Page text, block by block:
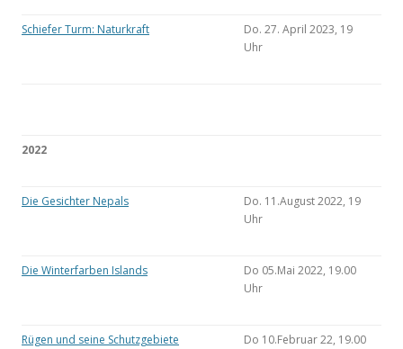
Schiefer Turm: Naturkraft
Do. 27. April 2023, 19
Uhr
2022
Die Gesichter Nepals
Do. 11.August 2022, 19
Uhr
Die Winterfarben Islands
Do 05.Mai 2022, 19.00
Uhr
Rügen und seine Schutzgebiete
Do 10.Februar 22, 19.00